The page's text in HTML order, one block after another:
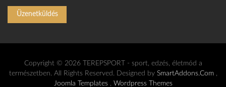
Üzenetküldés
Copyright © 2026 TEREPSPORT - sport, edzés, életmód a
természetben. All Rights Reserved. Designed by SmartAddons.Com,
Joomla Templates, Wordpress Themes